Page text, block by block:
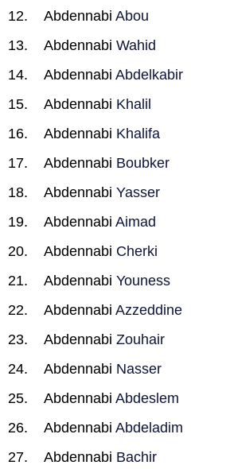
Abdennabi Abou
Abdennabi Wahid
Abdennabi Abdelkabir
Abdennabi Khalil
Abdennabi Khalifa
Abdennabi Boubker
Abdennabi Yasser
Abdennabi Aimad
Abdennabi Cherki
Abdennabi Youness
Abdennabi Azzeddine
Abdennabi Zouhair
Abdennabi Nasser
Abdennabi Abdeslem
Abdennabi Abdeladim
Abdennabi Bachir